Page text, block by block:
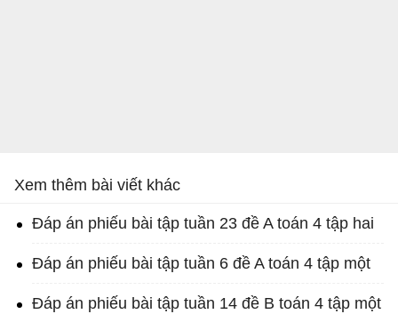
Xem thêm bài viết khác
Đáp án phiếu bài tập tuần 23 đề A toán 4 tập hai
Đáp án phiếu bài tập tuần 6 đề A toán 4 tập một
Đáp án phiếu bài tập tuần 14 đề B toán 4 tập một